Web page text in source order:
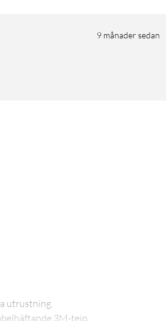
9 månader sedan
utrustning.
3M-tejp.